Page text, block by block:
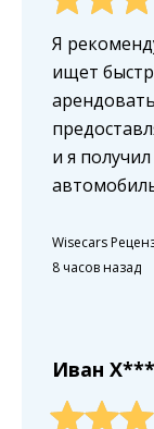
Я
ищет
и я
Wisecars
8 часов назад
Иван